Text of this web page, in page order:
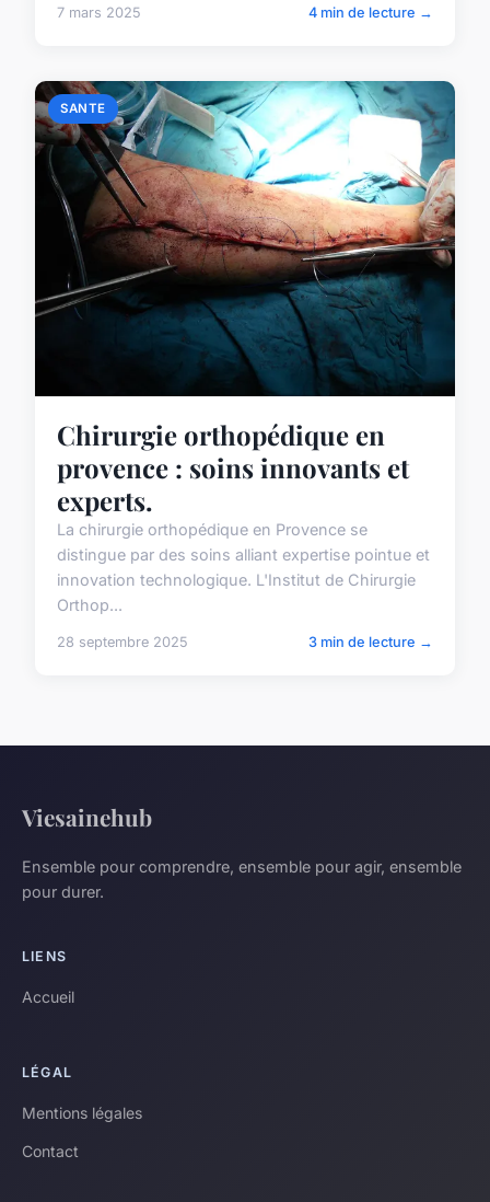
7 mars 2025 4 min de lecture →
SANTE
Chirurgie orthopédique en
provence : soins innovants et
experts.
La chirurgie orthopédique en Provence se
distingue par des soins alliant expertise pointue et
innovation technologique. L'Institut de Chirurgie
Orthop...
28 septembre 2025 3 min de lecture →
Viesainehub
Ensemble pour comprendre, ensemble pour agir, ensemble
pour durer.
LIENS
Accueil
LÉGAL
Mentions légales
Contact